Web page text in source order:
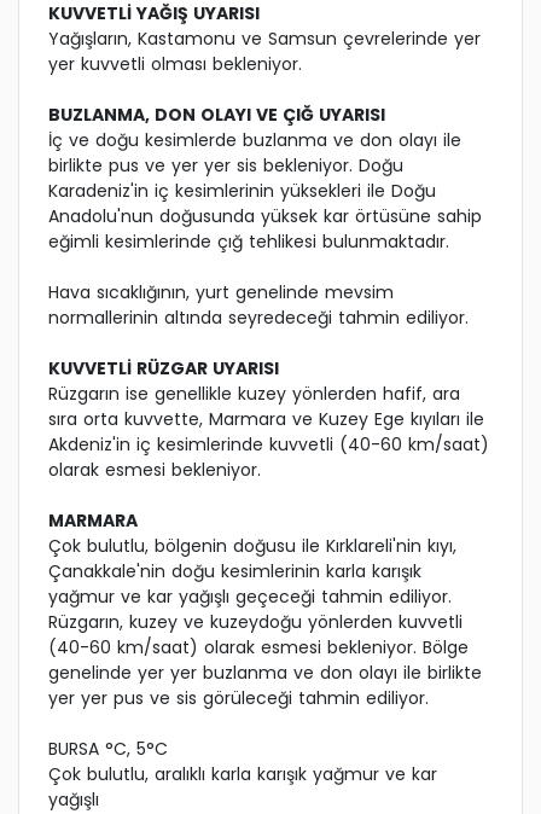
KUVVETLİ YAĞIŞ UYARISI
Yağışların, Kastamonu ve Samsun çevrelerinde yer
yer kuvvetli olması bekleniyor.
BUZLANMA, DON OLAYI VE ÇIĞ UYARISI
İç ve doğu kesimlerde buzlanma ve don olayı ile
birlikte pus ve yer yer sis bekleniyor. Doğu
Karadeniz'in iç kesimlerinin yüksekleri ile Doğu
Anadolu'nun doğusunda yüksek kar örtüsüne sahip
eğimli kesimlerinde çığ tehlikesi bulunmaktadır.
Hava sıcaklığının, yurt genelinde mevsim
normallerinin altında seyredeceği tahmin ediliyor.
KUVVETLİ RÜZGAR UYARISI
Rüzgarın ise genellikle kuzey yönlerden hafif, ara
sıra orta kuvvette, Marmara ve Kuzey Ege kıyıları ile
Akdeniz'in iç kesimlerinde kuvvetli (40-60 km/saat)
olarak esmesi bekleniyor.
MARMARA
Çok bulutlu, bölgenin doğusu ile Kırklareli'nin kıyı,
Çanakkale'nin doğu kesimlerinin karla karışık
yağmur ve kar yağışlı geçeceği tahmin ediliyor.
Rüzgarın, kuzey ve kuzeydoğu yönlerden kuvvetli
(40-60 km/saat) olarak esmesi bekleniyor. Bölge
genelinde yer yer buzlanma ve don olayı ile birlikte
yer yer pus ve sis görüleceği tahmin ediliyor.
BURSA °C, 5°C
Çok bulutlu, aralıklı karla karışık yağmur ve kar
yağışlı